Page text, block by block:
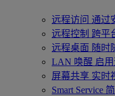
远程访问 通过
远程控制 跨平
远程桌面 随时
LAN 唤醒 启
屏幕共享 实时
Smart Service